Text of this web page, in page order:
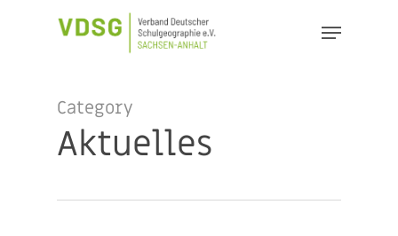
Menu
Category
Aktuelles